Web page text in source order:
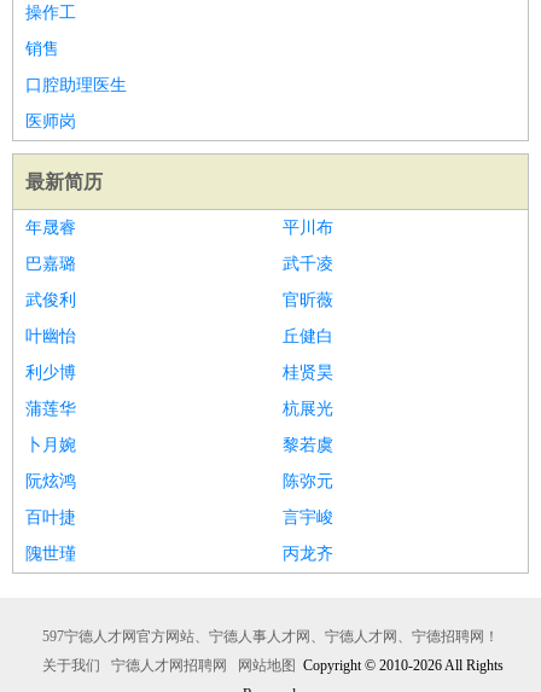
操作工
销售
口腔助理医生
医师岗
最新简历
年晟睿
平川布
巴嘉璐
武千凌
武俊利
官昕薇
叶幽怡
丘健白
利少博
桂贤昊
蒲莲华
杭展光
卜月婉
黎若虞
阮炫鸿
陈弥元
百叶捷
言宇峻
隗世瑾
丙龙齐
597宁德人才网官方网站、宁德人事人才网、宁德人才网、宁德招聘网！
关于我们
宁德人才网招聘网 网站地图 Copyright © 2010-2026 All Rights